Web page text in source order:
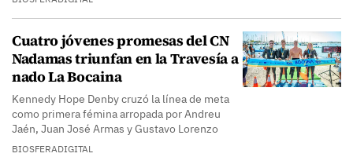
Cuatro jóvenes promesas del CN
Nadamas triunfan en la Travesía a
nado La Bocaina
Kennedy Hope Denby cruzó la línea de meta
como primera fémina arropada por Andreu
Jaén, Juan José Armas y Gustavo Lorenzo
BIOSFERADIGITAL